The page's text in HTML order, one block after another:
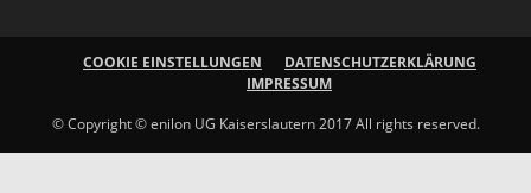
COOKIE EINSTELLUNGEN
DATENSCHUTZERKLÄRUNG
IMPRESSUM
© Copyright © enilon UG Kaiserslautern 2017 All rights reserved.